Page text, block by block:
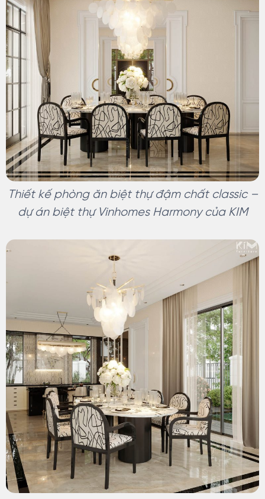
Thiết kế phòng ăn biệt thự đậm chất classic –
dự án biệt thự Vinhomes Harmony của KIM